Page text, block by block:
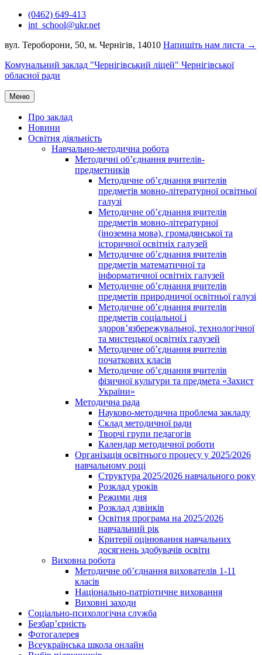
Перейти(0462) 649-413
int_school@ukr.net
вул. Тероборони, 50, м. Чернігів, 14010 Напишіть нам листа →
Комунальний заклад "Чернігівський ліцей" Чернігівської
обласної ради
Меню
Про заклад
Новини
Освітня діяльність
Навчально-методична робота
Методичні об’єднання вчителів-
предметників
Методичне об’єднання вчителів
предметів мовно-літературної освітньої
галузі
Методичне об’єднання вчителів
предметів мовно-літературної
(іноземна мова), громадянської та
історичної освітніх галузей
Методичне об’єднання вчителів
предметів математичної та
інформатичної освітніх галузей
Методичне об’єднання вчителів
предметів природничої освітньої галузі
Методичне об’єднання вчителів
предметів соціальної і
здоров’язбережувальної, технологічної
та мистецької освітніх галузей
Методичне об’єднання вчителів
початкових класів
Методичне об’єднання вчителів
фізичної культури та предмета «Захист
України»
Методична рада
Науково-методична проблема закладу
Склад методичної ради
Творчі групи педагогів
Календар методичної роботи
Організація освітнього процесу у 2025/2026
навчальному році
Структура 2025/2026 навчального року
Розклад уроків
Режими дня
Розклад дзвінків
Освітня програма на 2025/2026
навчальний рік
Критерії оцінювання навчальних
досягнень здобувачів освіти
Виховна робота
Методичне об’єднання вихователів 1-11
класів
Національно-патріотичне виховання
Виховні заходи
Соціально-психологічна служба
Безбар’єрність
Фотогалерея
Всеукраїнська школа онлайн